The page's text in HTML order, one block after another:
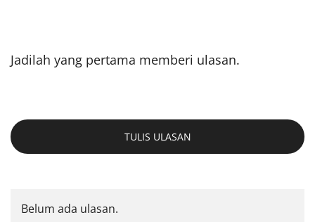
Jadilah yang pertama memberi ulasan.
TULIS ULASAN
Belum ada ulasan.